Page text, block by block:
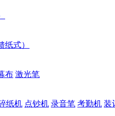
纸式）
布 激光笔
纸机 点钞机 录音笔 考勤机 装